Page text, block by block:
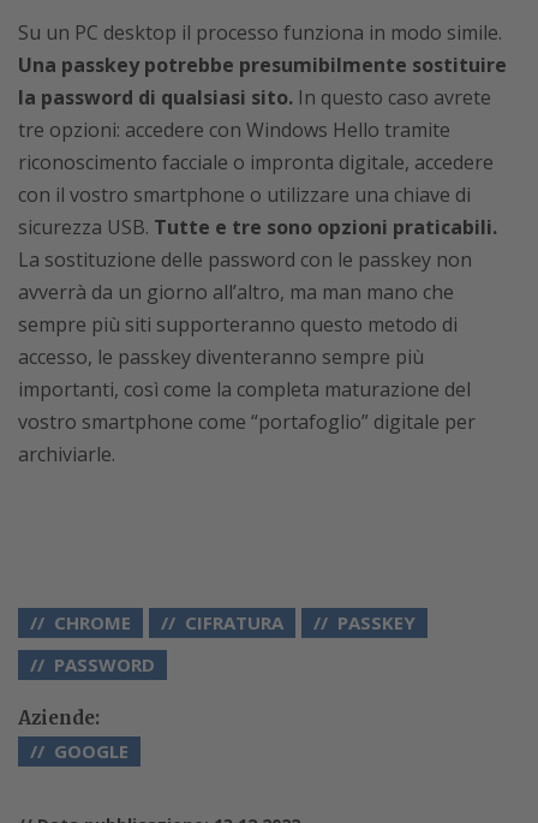
Su un PC desktop il processo funziona in modo simile.
Una passkey potrebbe presumibilmente sostituire
la password di qualsiasi sito. In questo caso avrete
tre opzioni: accedere con Windows Hello tramite
riconoscimento facciale o impronta digitale, accedere
con il vostro smartphone o utilizzare una chiave di
sicurezza USB. Tutte e tre sono opzioni praticabili.
La sostituzione delle password con le passkey non
avverrà da un giorno all’altro, ma man mano che
sempre più siti supporteranno questo metodo di
accesso, le passkey diventeranno sempre più
importanti, così come la completa maturazione del
vostro smartphone come “portafoglio” digitale per
archiviarle.
CHROME CIFRATURA
PASSKEY
PASSWORD
Aziende:
GOOGLE